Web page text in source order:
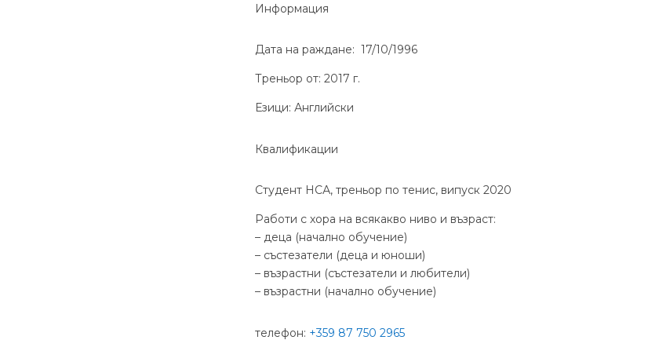
Информация
Дата на раждане: 17/10/1996
Треньор от: 2017 г.
Езици: Английски
Квалификации
Студент НСА, треньор по тенис, випуск 2020
Работи с хора на всякакво ниво и възраст:
– деца (начално обучение)
– състезатели (деца и юноши)
– възрастни (състезатели и любители)
– възрастни (начално обучение)
телефон: +359 87 750 2965